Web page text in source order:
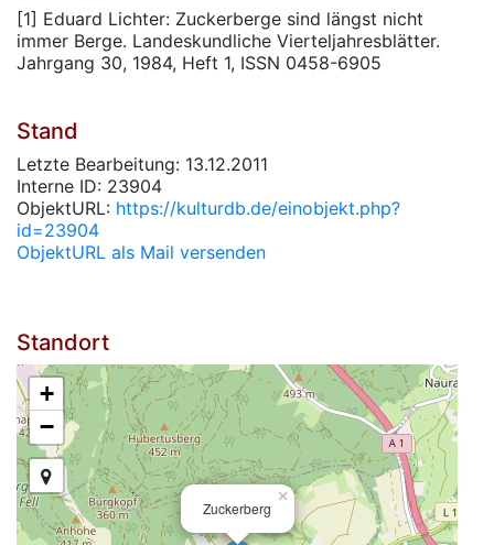
[1] Eduard Lichter: Zuckerberge sind längst nicht
immer Berge. Landeskundliche Vierteljahresblätter.
Jahrgang 30, 1984, Heft 1, ISSN 0458-6905
Stand
Letzte Bearbeitung: 13.12.2011
Interne ID: 23904
ObjektURL: https://kulturdb.de/einobjekt.php?
id=23904
ObjektURL als Mail versenden
Standort
Zuckerberg
×
+
−